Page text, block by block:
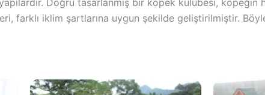
Doğru tasarlanmış bir köpek kulübesi, köpeğin
farklı iklim şartlarına uygun şekilde geliştirilmiştir.